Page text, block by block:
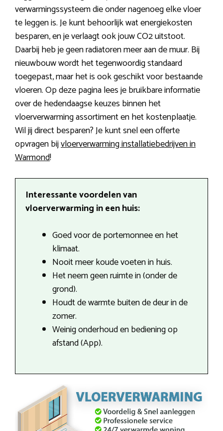
verwarmingssysteem die onder nagenoeg elke vloer
te leggen is. Je kunt behoorlijk wat energiekosten
besparen, en je verlaagt ook jouw CO2 uitstoot.
Daarbij heb je geen radiatoren meer aan de muur. Bij
nieuwbouw wordt het tegenwoordig standaard
toegepast, maar het is ook geschikt voor bestaande
vloeren. Op deze pagina lees je bruikbare informatie
over de hedendaagse keuzes binnen het
vloerverwarming assortiment en het kostenplaatje.
Wil jij direct besparen? Je kunt snel een offerte
opvragen bijvloerverwarming installatiebedrijven in
Warmond!
Interessante voordelen van
vloerverwarming in een huis:
Goed voor de portemonnee en het
klimaat.
Nooit meer koude voeten in huis.
Het neem geen ruimte in (onder de
grond).
Houdt de warmte buiten de deur in de
zomer.
Weinig onderhoud en bediening op
afstand (App).